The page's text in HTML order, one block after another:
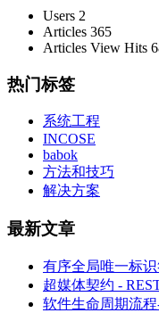
Users 2
Articles 365
Articles View Hits
热门标签
系统工程
INCOSE
babok
方法和技巧
解决方案
最新文章
有序全局唯一标
超媒体契约 -
软件生命周期流